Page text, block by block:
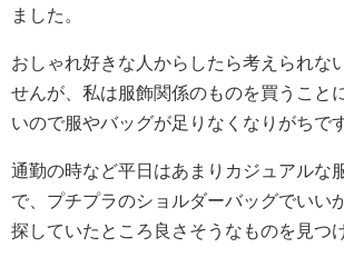
ました。
おしゃれ好きな人からしたら考えられな
せんが、私は服飾関係のものを買うこと
いので服やバッグが足りなくなりがちです
通勤の時など平日はあまりカジュアルな
で、プチプラのショルダーバッグでいい
探していたところ良さそうなものを見つ